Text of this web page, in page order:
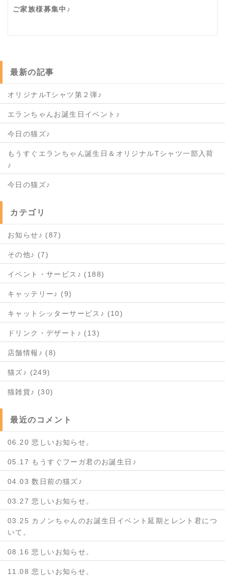
ご家族様募集中♪
最新の記事
オリジナルTシャツ第２弾♪
エランちゃんお誕生日イベント♪
今日の猫ズ♪
もうすぐエランちゃん誕生日＆オリジナルTシャツ一部入荷
♪
今日の猫ズ♪
カテゴリ
お知らせ♪ (87)
その他♪ (7)
イベント・サービス♪ (188)
キャッテリー♪ (9)
キャットシッターサービス♪ (10)
ドリンク・デザート♪ (13)
店舗情報♪ (8)
猫ズ♪ (249)
猫雑貨♪ (30)
最近のコメント
06.20 悲しいお知らせ。
05.17 もうすぐフーガ君のお誕生日♪
04.03 数日前の猫ズ♪
03.27 悲しいお知らせ。
03.25 カノンちゃんのお誕生日イベント延期とレント君につ
いて。
08.16 悲しいお知らせ。
11.08 悲しいお知らせ。